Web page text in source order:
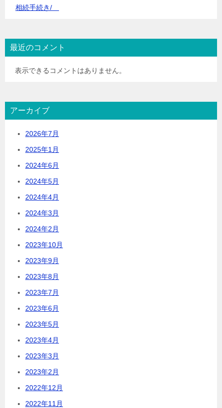
相続手続き/
最近のコメント
表示できるコメントはありません。
アーカイブ
2026年7月
2025年1月
2024年6月
2024年5月
2024年4月
2024年3月
2024年2月
2023年10月
2023年9月
2023年8月
2023年7月
2023年6月
2023年5月
2023年4月
2023年3月
2023年2月
2022年12月
2022年11月